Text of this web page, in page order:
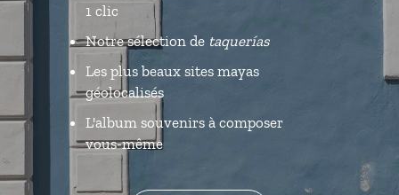
1 clic
Notre sélection de taquerías
Les plus beaux sites mayas
géolocalisés
L'album souvenirs à composer
vous-même